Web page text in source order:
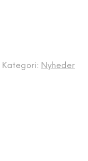
Kategori: Nyheder